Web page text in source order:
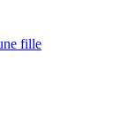
fille